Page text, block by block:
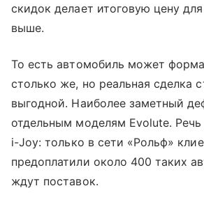
скидок делает итоговую цену
выше.
То есть автомобиль может
столько же, но реальная сделка
выгодной. Наиболее заметный
отдельным моделям Evolute.
i-Joy: только в сети «Рольф»
предоплатили около 400 таких
ждут поставок.